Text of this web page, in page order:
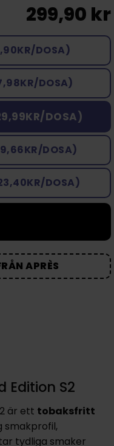
299,90 kr
DOSA)
DOSA)
DOSA)
DOSA)
DOSA)
APRÈS
Edition S2
är ett tobaksfritt
smakprofil,
tydliga smaker